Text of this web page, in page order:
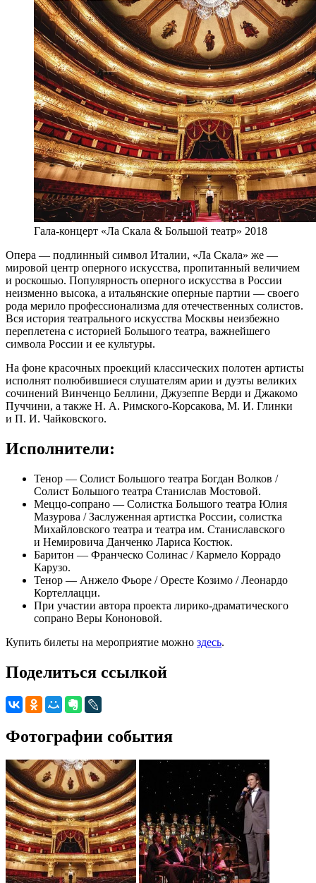
Гала-концерт «Ла Скала & Большой театр» 2018
Опера — подлинный символ Италии, «Ла Скала» же —
мировой центр оперного искусства, пропитанный величием
и роскошью. Популярность оперного искусства в России
неизменно высока, а итальянские оперные партии — своего
рода мерило профессионализма для отечественных солистов.
Вся история театрального искусства Москвы неизбежно
переплетена с историей Большого театра, важнейшего
символа России и ее культуры.
На фоне красочных проекций классических полотен артисты
исполнят полюбившиеся слушателям арии и дуэты великих
сочинений Винченцо Беллини, Джузеппе Верди и Джакомо
Пуччини, а также Н. А. Римского-Корсакова, М. И. Глинки
и П. И. Чайковского.
Исполнители:
Тенор — Солист Большого театра Богдан Волков /
Солист Большого театра Станислав Мостовой.
Меццо-сопрано — Солистка Большого театра Юлия
Мазурова / Заслуженная артистка России, солистка
Михайловского театра и театра им. Станиславского
и Немировича Данченко Лариса Костюк.
Баритон — Франческо Солинас / Кармело Коррадо
Карузо.
Тенор — Анжело Фьоре / Оресте Козимо / Леонардо
Кортеллацци.
При участии автора проекта лирико-драматического
сопрано Веры Кононовой.
Купить билеты на мероприятие можно здесь.
Поделиться ссылкой
Фотографии события